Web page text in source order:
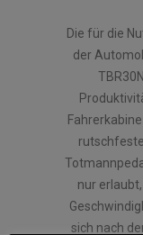
Die für die
der
nur
sich nach